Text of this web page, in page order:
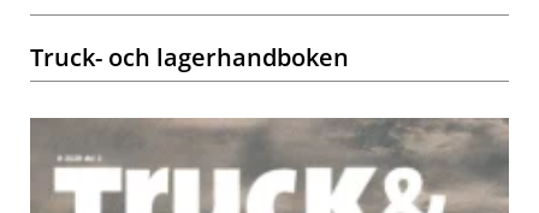
Truck- och lagerhandboken